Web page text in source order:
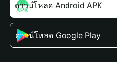
ดาวน์โหลด Android APK
ดาวน์โหลด Google Play